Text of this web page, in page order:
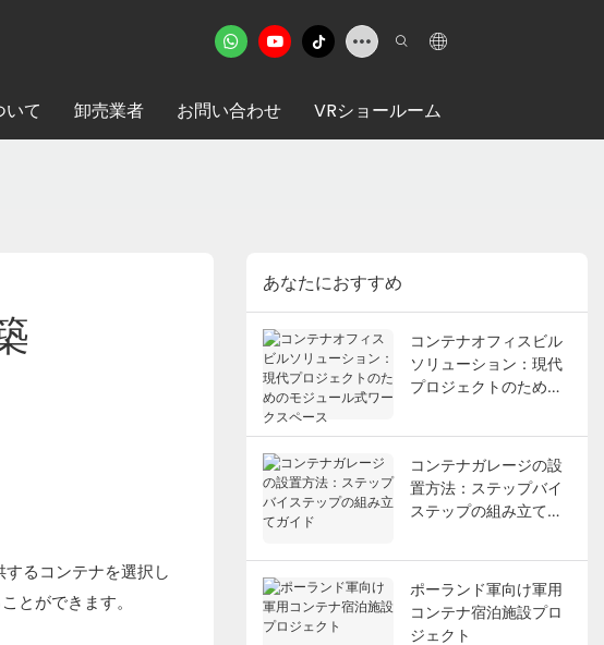
いて 卸売業者 お問い合わせ VRショールーム
るコンテナを選択し
とができます。
あなたにおすすめ
コンテナオフィスビル
ソリューション：現代
プロジェクトのための
ペース
コンテナガレージの設
置方法：ステップバイ
ステップの組み立てガ
ポーランド軍向け軍用
コンテナ宿泊施設プロ
ジェクト